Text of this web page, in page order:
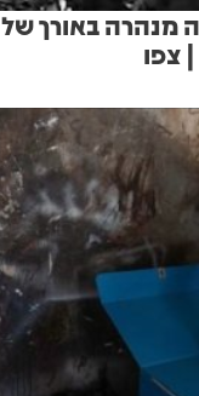
מנהרה באורך של
צפו